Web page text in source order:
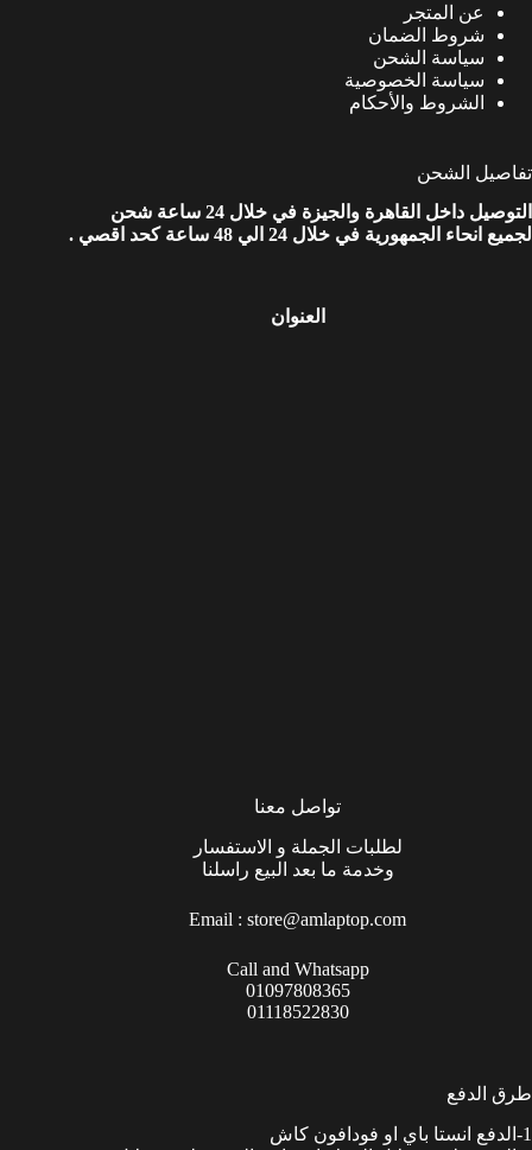
عن المتجر
شروط الضمان
سياسة الشحن
سياسة الخصوصية
الشروط والأحكام
تفاصيل الشحن
التوصيل داخل القاهرة والجيزة في خلال 24 ساعة شحن
لجميع انحاء الجمهورية في خلال 24 الي 48 ساعة كحد اقصي .
العنوان
تواصل معنا
لطلبات الجملة و الاستفسار
وخدمة ما بعد البيع راسلنا
Email :store@amlaptop.com
Call and Whatsapp
01097808365
01118522830
طرق الدفع
1-الدفع انستا باي او فودافون كاش